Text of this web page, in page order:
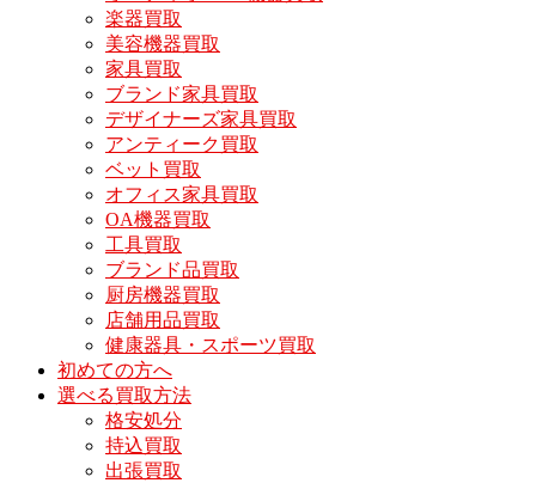
楽器買取
美容機器買取
家具買取
ブランド家具買取
デザイナーズ家具買取
アンティーク買取
ベット買取
オフィス家具買取
OA機器買取
工具買取
ブランド品買取
厨房機器買取
店舗用品買取
健康器具・スポーツ買取
初めての方へ
選べる買取方法
格安処分
持込買取
出張買取